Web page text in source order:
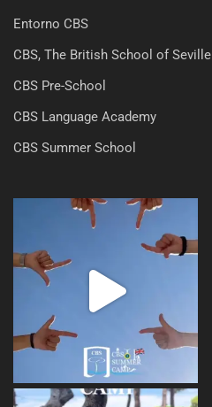
Entorno CBS
CBS, The British School of Seville
CBS Pre-School
CBS Language Academy
CBS Summer School